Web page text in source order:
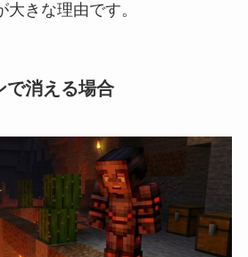
きな理由です。
で消える場合